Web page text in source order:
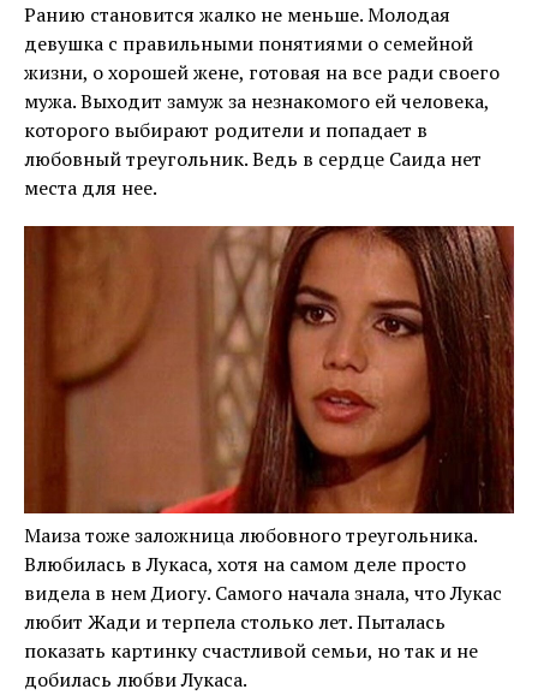
Ранию становится жалко не меньше. Молодая
девушка с правильными понятиями о семейной
жизни, о хорошей жене, готовая на все ради своего
мужа. Выходит замуж за незнакомого ей человека,
которого выбирают родители и попадает в
любовный треугольник. Ведь в сердце Саида нет
места для нее.
Маиза тоже заложница любовного треугольника.
Влюбилась в Лукаса, хотя на самом деле просто
видела в нем Диогу. Самого начала знала, что Лукас
любит Жади и терпела столько лет. Пыталась
показать картинку счастливой семьи, но так и не
добилась любви Лукаса.